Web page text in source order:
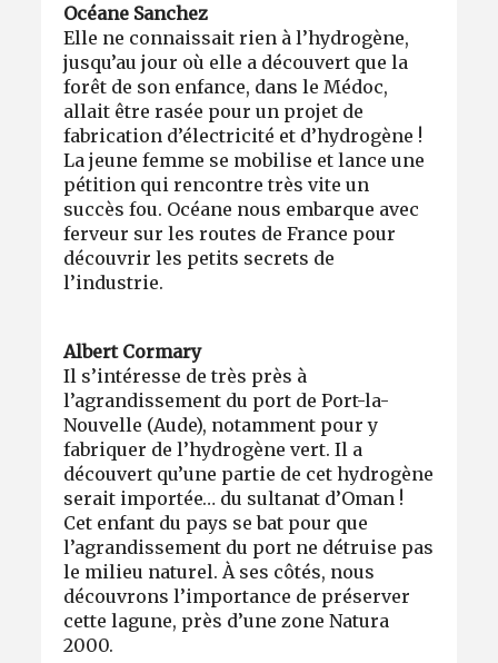
Océane Sanchez
Elle ne connaissait rien à l’hydrogène,
jusqu’au jour où elle a découvert que la
forêt de son enfance, dans le Médoc,
allait être rasée pour un projet de
fabrication d’électricité et d’hydrogène !
La jeune femme se mobilise et lance une
pétition qui rencontre très vite un
succès fou. Océane nous embarque avec
ferveur sur les routes de France pour
découvrir les petits secrets de
l’industrie.
Albert Cormary
Il s’intéresse de très près à
l’agrandissement du port de Port-la-
Nouvelle (Aude), notamment pour y
fabriquer de l’hydrogène vert. Il a
découvert qu’une partie de cet hydrogène
serait importée… du sultanat d’Oman !
Cet enfant du pays se bat pour que
l’agrandissement du port ne détruise pas
le milieu naturel. À ses côtés, nous
découvrons l’importance de préserver
cette lagune, près d’une zone Natura
2000.